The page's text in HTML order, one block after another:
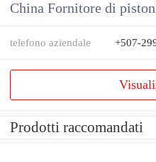
China Fornitore di
telefono aziendale +507-
Prodotti raccomandati